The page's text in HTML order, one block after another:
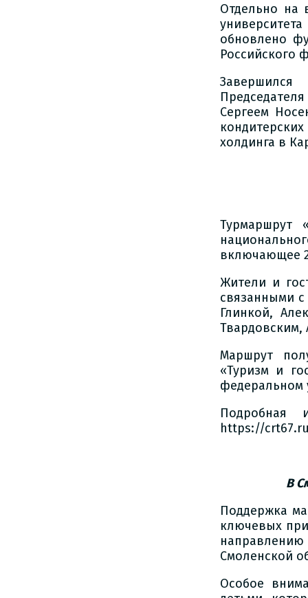
Отдельно на
обновлено
Российского
Сергеем
холдинга в
Турмаршрут
включающее
Жители и
связанными
Глинкой,
Маршрут
«Туризм и
федеральном
Подробная
https://
В
Поддержка
ключевых
Смоленской
Особое